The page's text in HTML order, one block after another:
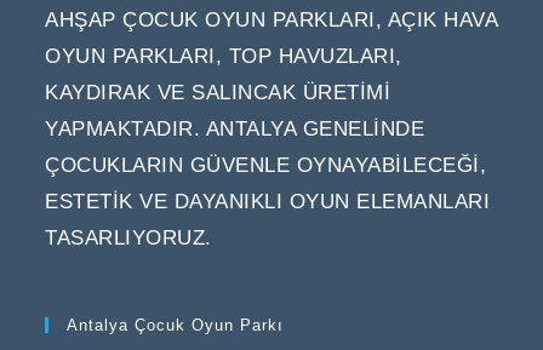
AHŞAP ÇOCUK OYUN PARKLARI, AÇIK HAVA
OYUN PARKLARI, TOP HAVUZLARI,
KAYDIRAK VE SALINCAK ÜRETIMI
YAPMAKTADIR. ANTALYA GENELINDE
ÇOCUKLARIN GÜVENLE OYNAYABILECEĞI,
ESTETIK VE DAYANIKLI OYUN ELEMANLARI
TASARLIYORUZ.
Antalya Çocuk Oyun Parkı